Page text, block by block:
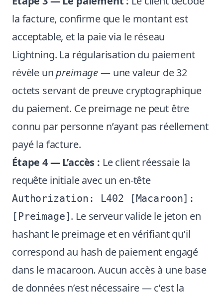
la facture, confirme que le montant est
acceptable, et la paie via le réseau
Lightning. La régularisation du paiement
révèle unpreimage— une valeur de 32
octets servant de preuve cryptographique
du paiement. Ce preimage ne peut être
connu par personne n’ayant pas réellement
payé la facture.
Étape 4 — L’accès : Le client réessaie la
requête initiale avec un en-tête
Authorization: L402 [Macaroon]:
[Preimage]. Le serveur valide le jeton en
hashant le preimage et en vérifiant qu’il
correspond au hash de paiement engagé
dans le macaroon. Aucun accès à une base
de données n’est nécessaire — c’est la